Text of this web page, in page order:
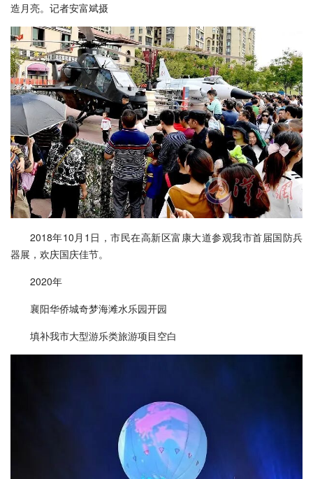
造月亮。记者安富斌摄
2018年10月1日，市民在高新区富康大道参观我市首届国防兵
器展，欢庆国庆佳节。
2020年
襄阳华侨城奇梦海滩水乐园开园
填补我市大型游乐类旅游项目空白